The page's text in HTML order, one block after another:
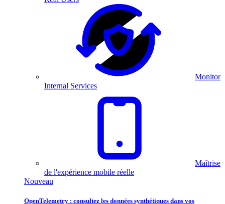
Monitor
Internal Services
Maîtrise
de l'expérience mobile réelle
Nouveau
OpenTelemetry : consultez les données synthétiques dans vos